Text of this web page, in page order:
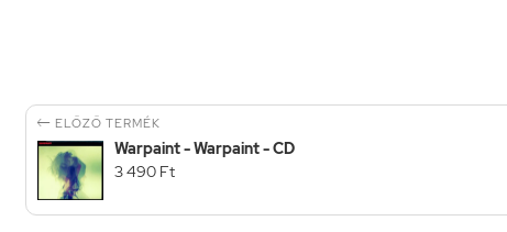
 ELŐZŐ TERMÉK
Warpaint - Warpaint - CD
3 490 Ft